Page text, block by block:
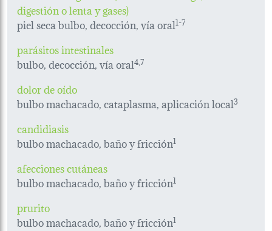
digestión o lenta y gases)
piel seca bulbo, decocción, vía oral1-7
parásitos intestinales
bulbo, decocción, vía oral4,7
dolor de oído
bulbo machacado, cataplasma, aplicación local3
candidiasis
bulbo machacado, baño y fricción1
afecciones cutáneas
bulbo machacado, baño y fricción1
prurito
bulbo machacado, baño y fricción1